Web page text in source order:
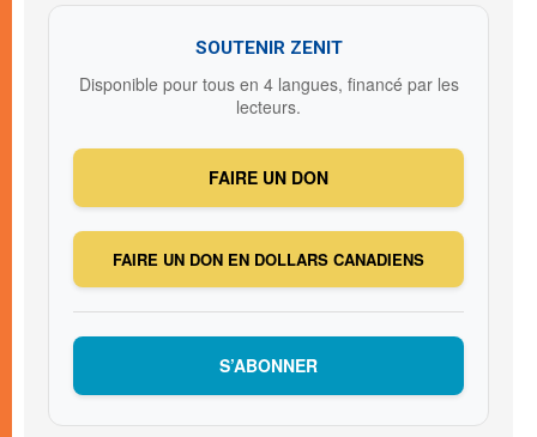
SOUTENIR ZENIT
Disponible pour tous en 4 langues, financé par les
lecteurs.
FAIRE UN DON
FAIRE UN DON EN DOLLARS CANADIENS
S’ABONNER